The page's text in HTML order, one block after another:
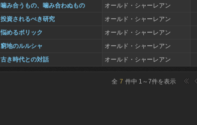
噛み合うもの、噛み合わぬもの
オールド・シャーレアン
投資されるべき研究
オールド・シャーレアン
悩めるボリック
オールド・シャーレアン
窮地のルルシャ
オールド・シャーレアン
古き時代との対話
オールド・シャーレアン
全 7 件中 1 ～7件を表示